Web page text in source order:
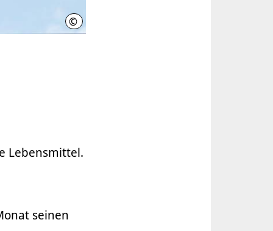
© Landeshauptstadt Hannover
Lebensmittel.
seinen